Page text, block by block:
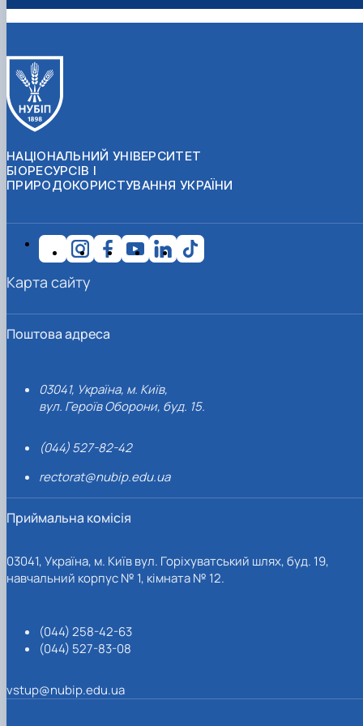
НАЦІОНАЛЬНИЙ УНІВЕРСИТЕТ
БІОРЕСУРСІВ І
ПРИРОДОКОРИСТУВАННЯ УКРАЇНИ
Поштова адреса
03041, Україна, м. Київ,
вул. Героїв Оборони, буд. 15.
(044) 527-82-42
rectorat@nubip.edu.ua
Приймальна комісія
03041, Україна, м. Київ вул. Горіхуватський шлях, буд. 19,
навчальний корпус № 1, кімната № 12.
(044) 258-42-63
(044) 527-83-08
vstup@nubip.edu.ua
Карта сайту